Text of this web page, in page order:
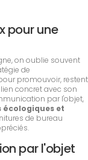
pour une
on oublie souvent
de
promouvoir, restent
concret avec son
par l'objet,
et
de bureau
par l'objet